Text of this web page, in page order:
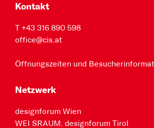
Kontakt
T +43 316 890 598
office@cis.at
Öffnungszeiten und
Netzwerk
designforum Wien
WEI SRAUM. designforum Tirol